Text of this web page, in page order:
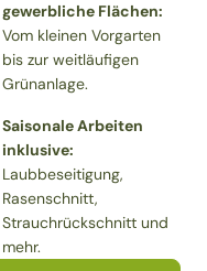
gewerbliche Flächen:
Vom kleinen Vorgarten
bis zur weitläufigen
Grünanlage.
Saisonale Arbeiten
inklusive:
Laubbeseitigung,
Rasenschnitt,
Strauchrückschnitt und
mehr.